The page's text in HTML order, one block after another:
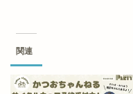
関連